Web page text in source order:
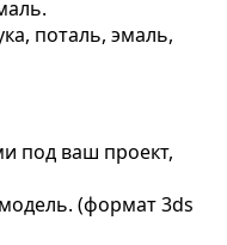
поталь, эмаль,
под ваш проект,
(формат 3ds